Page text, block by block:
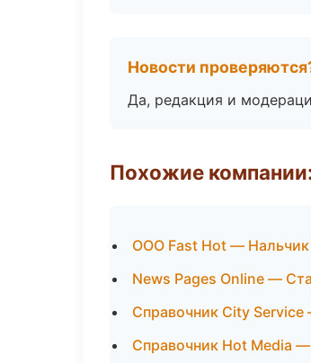
Новости
Да, редакция и
Похожие
ООО Fast Hot — Нальчик
News Pages Online —
Справочник City
Справочник Hot Media